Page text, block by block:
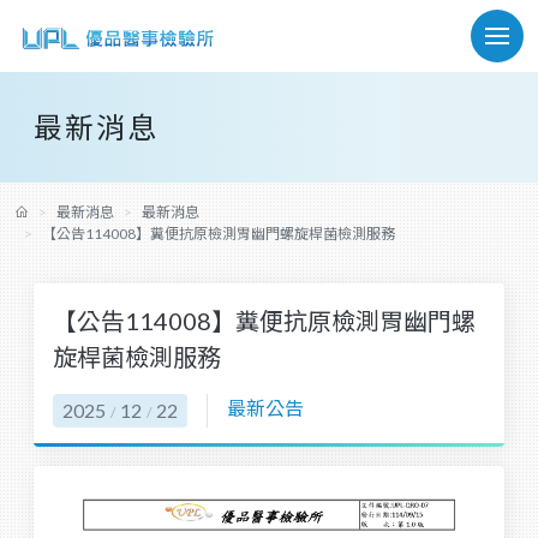
最新消息
最新消息
最新消息
【公告114008】糞便抗原檢測胃幽門螺旋桿菌檢測服務
【公告114008】糞便抗原檢測胃幽門螺
旋桿菌檢測服務
2025 / 12 / 22 最新公告